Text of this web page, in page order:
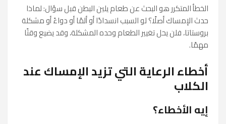
الخطأ المتكرر هو البحث عن طعام يلين البطن قبل سؤال: لماذا
حدث الإمساك أصلًا؟ لو السبب انسدادًا أو ألمًا أو دواءً أو مشكلة
بروستاتا، فلن يحل تغيير الطعام وحده المشكلة، وقد يضيع وقتًا
مهمًا.
أخطاء الرعاية التي تزيد الإمساك عند
الكلاب
إيه الأخطاء؟